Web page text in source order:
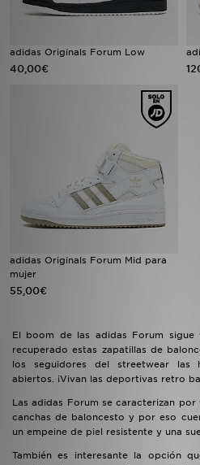
adidas Originals Forum Low
40,00€
adidas Originals Forum Mid para
mujer
55,00€
El boom de las adidas Forum sigue
recuperado estas zapatillas de
los seguidores del streetwear las
abiertos. ¡Vivan las deportivas retro
Las adidas Forum se caracterizan
canchas de baloncesto y por eso
un empeine de piel resistente y una
También es interesante la opción